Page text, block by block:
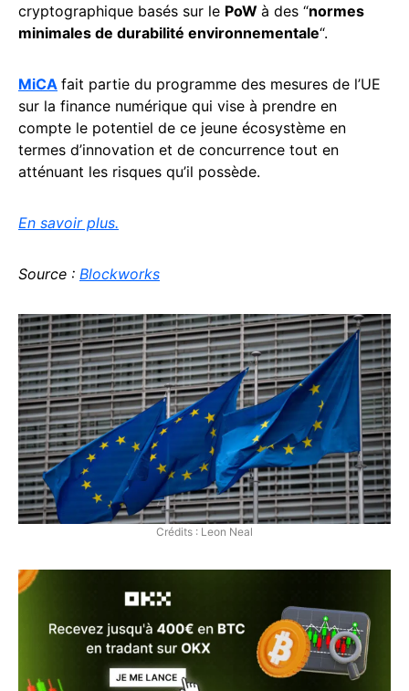
cryptographique basés sur le PoW à des “normes
minimales de durabilité environnementale“.
MiCA fait partie du programme des mesures de l’UE
sur la finance numérique qui vise à prendre en
compte le potentiel de ce jeune écosystème en
termes d’innovation et de concurrence tout en
atténuant les risques qu’il possède.
En savoir plus.
Source : Blockworks
Crédits : Leon Neal